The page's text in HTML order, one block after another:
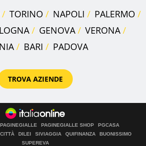
TORINO NAPOLI
PALERMO
GENOVA
VERONA
BARI PADOVA
TROVA AZIENDE
PAGINEGIALLE PAGINEGIALLE SHOP
PGCASA
DILEI SIVIAGGIA QUIFINANZA
BUONISSIMO
SUPEREVA